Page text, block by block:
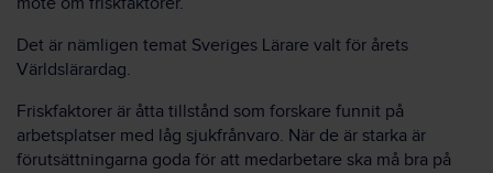
Det är nämligen temat Sveriges Lärare valt för årets
Världslärardag.
Friskfaktorer är åtta tillstånd som forskare funnit på
arbetsplatser med låg sjukfrånvaro. När de är starka är
förutsättningarna goda för att medarbetare ska må bra på